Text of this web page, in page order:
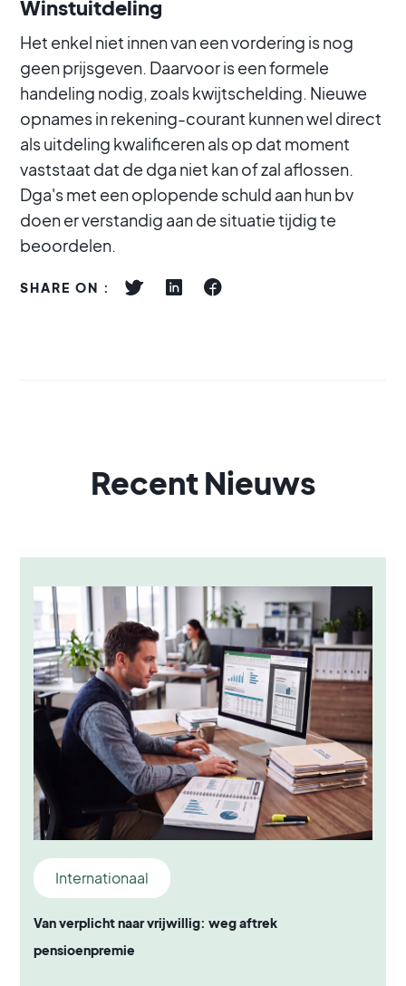
Winstuitdeling
Het enkel niet innen van een vordering is nog
geen prijsgeven. Daarvoor is een formele
handeling nodig, zoals kwijtschelding. Nieuwe
opnames in rekening-courant kunnen wel direct
als uitdeling kwalificeren als op dat moment
vaststaat dat de dga niet kan of zal aflossen.
Dga's met een oplopende schuld aan hun bv
doen er verstandig aan de situatie tijdig te
beoordelen.
SHARE ON :
Recent Nieuws
Internationaal
Van verplicht naar vrijwillig: weg aftrek
pensioenpremie